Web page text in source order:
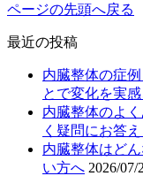
ページの先頭へ戻る
最近の投稿
内臓整体の症
とで変化を実
内臓整体のよ
く疑問にお答
内臓整体はど
い方へ 2026/07/